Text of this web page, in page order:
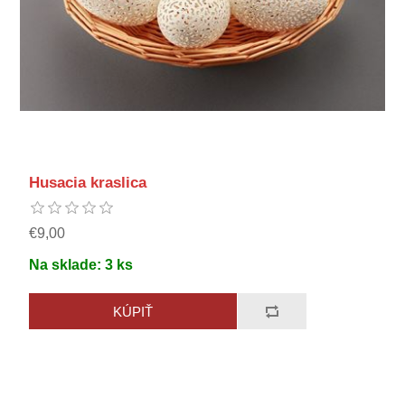
Husacia kraslica
€9,00
Na sklade: 3 ks